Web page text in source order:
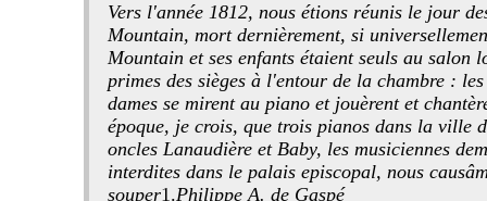
Vers l'année 1812, nous étions réunis le jour
Mountain, mort dernièrement, si
Mountain et ses enfants étaient seuls au salon
primes des sièges à l'entour de la chambre :
dames se mirent au piano et jouèrent et
époque, je crois, que trois pianos dans la ville
oncles Lanaudière et Baby, les musiciennes
interdites dans le palais episcopal, nous
souper1.Philippe A. de Gaspé